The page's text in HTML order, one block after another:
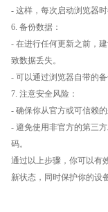
- 这样，每次启动浏览器
6. 备份数据：
- 在进行任何更新之前，
致数据丢失。
- 可以通过浏览器自带的
7. 注意安全风险：
- 确保你从官方或可信赖
- 避免使用非官方的第三
码。
通过以上步骤，你可以有
新状态，同时保护你的设